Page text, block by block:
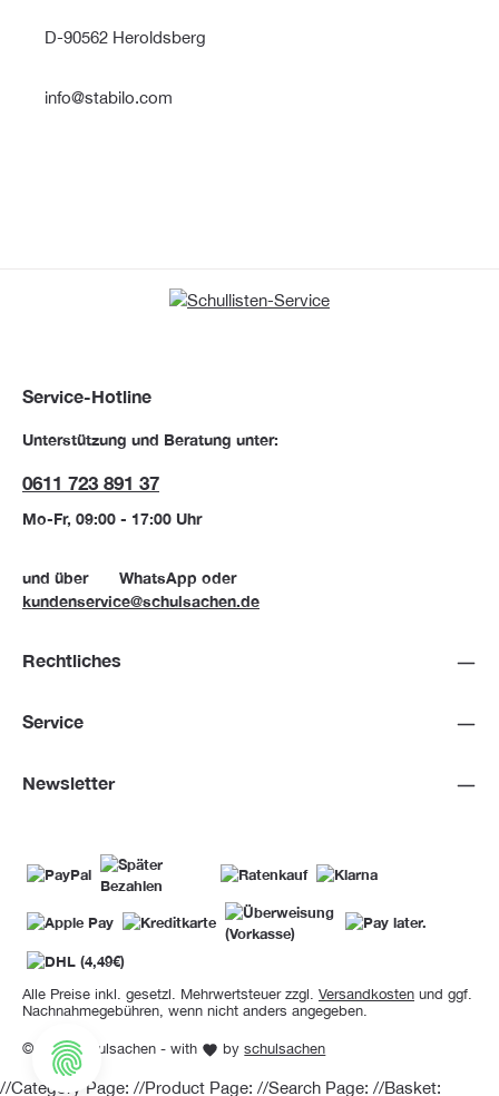
D-90562 Heroldsberg
info@stabilo.com
Service-Hotline
Unterstützung und Beratung unter:
0611 723 891 37
Mo-Fr, 09:00 - 17:00 Uhr
und über WhatsApp oder
kundenservice@schulsachen.de
Rechtliches
Service
Newsletter
© 2026 Schulsachen - with byschulsachen
Alle Preise inkl. gesetzl. Mehrwertsteuer zzgl. Versandkosten und ggf.
Nachnahmegebühren, wenn nicht anders angegeben.
//Category Page: //Product Page: //Search Page: //Basket: